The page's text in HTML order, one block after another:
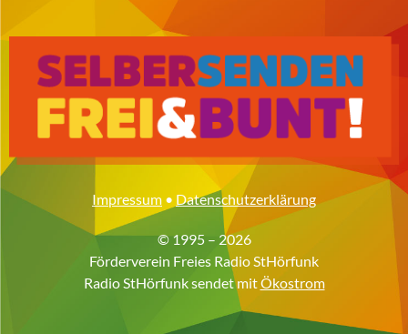
Impressum • Datenschutzerklärung
© 1995 – 2026
Förderverein Freies Radio StHörfunk
Radio StHörfunk sendet mitÖkostrom